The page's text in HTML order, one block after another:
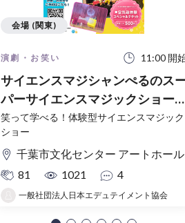
演劇・お笑い 11:00 開
サイエンスマジシャンぺるのス
パーサイエンスマジックショー
千葉市文化センターアートホー
笑って学べる！体験型サイエンスマジック
ショー
千葉市文化センター アートホール
81
1021 4
一般社団法人日本エデュテイメント協会
会場 (関東)